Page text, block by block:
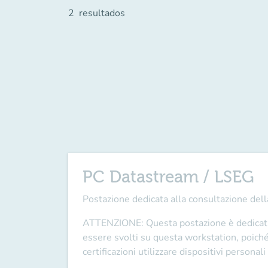
2 resultados
PC Datastream / LSEG
Postazione dedicata alla consultazione
ATTENZIONE: Questa postazione è
essere svolti su questa workstation,
certificazioni utilizzare dispositivi